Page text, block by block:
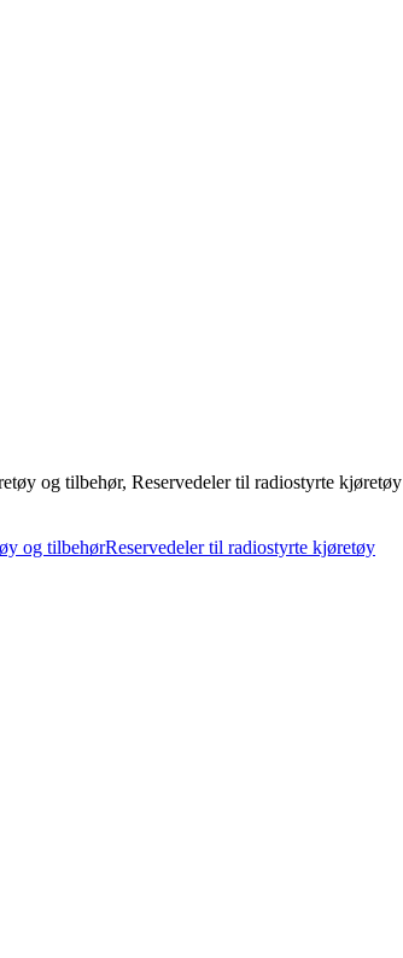
og tilbehør, Reservedeler til radiostyrte kjøretøy
og tilbehørReservedeler til radiostyrte kjøretøy